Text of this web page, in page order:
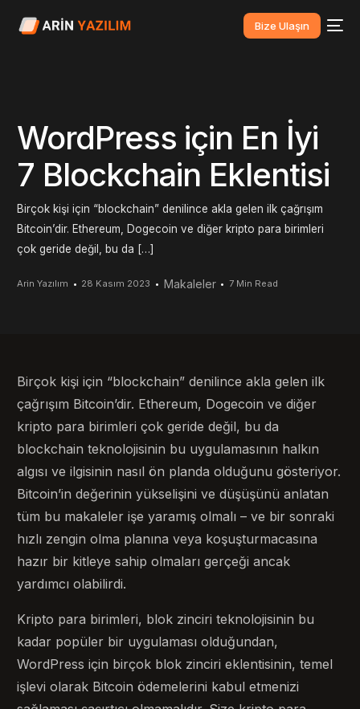
Bize Ulaşın
WordPress için En İyi
7 Blockchain Eklentisi
Birçok kişi için “blockchain” denilince akla gelen ilk çağrışım
Bitcoin’dir. Ethereum, Dogecoin ve diğer kripto para birimleri
çok geride değil, bu da […]
Arin Yazılım 28 Kasım 2023 Makaleler 7 Min Read
Birçok kişi için “blockchain” denilince akla gelen ilk
çağrışım Bitcoin’dir. Ethereum, Dogecoin ve diğer
kripto para birimleri çok geride değil, bu da
blockchain teknolojisinin bu uygulamasının halkın
algısı ve ilgisinin nasıl ön planda olduğunu gösteriyor.
Bitcoin’in değerinin yükselişini ve düşüşünü anlatan
tüm bu makaleler işe yaramış olmalı – ve bir sonraki
hızlı zengin olma planına veya koşuşturmacasına
hazır bir kitleye sahip olmaları gerçeği ancak
yardımcı olabilirdi.
Kripto para birimleri, blok zinciri teknolojisinin bu
kadar popüler bir uygulaması olduğundan,
WordPress için birçok blok zinciri eklentisinin, temel
işlevi olarak Bitcoin ödemelerini kabul etmenizi